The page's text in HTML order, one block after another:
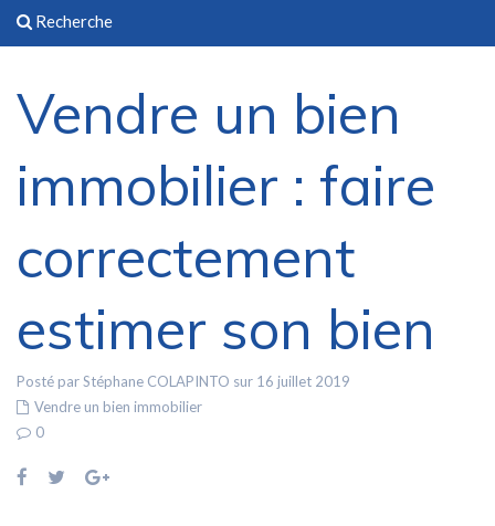
Recherche
Vendre un bien
immobilier : faire
correctement
estimer son bien
Posté par Stéphane COLAPINTO sur 16 juillet 2019
Vendre un bien immobilier
0